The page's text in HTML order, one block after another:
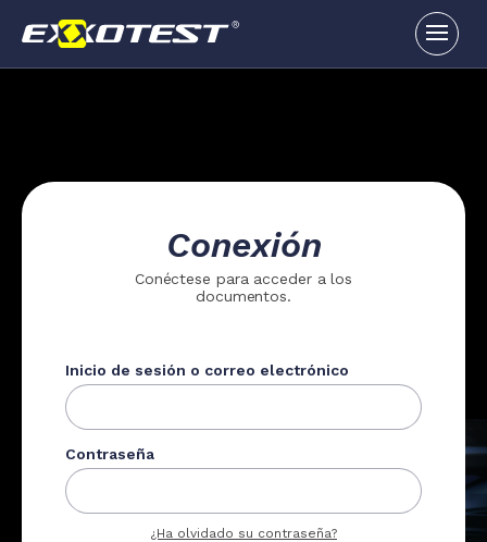
Conexión
Conéctese para acceder a los
documentos.
Inicio de sesión o correo electrónico
Contraseña
¿Ha olvidado su contraseña?